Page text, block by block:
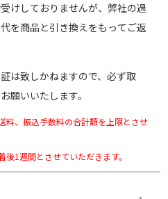
けしておりませんが、弊社の過
を商品と引き換えをもってご返
は致しかねますので、必ず取
願いいたします。
、振込手数料の合計額を上限とさせ
1週間とさせていただきます。